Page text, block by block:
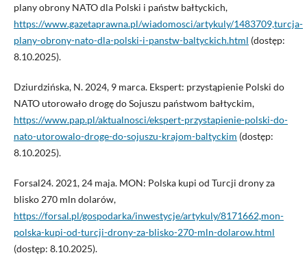
plany obrony NATO dla Polski i państw bałtyckich,
https://www.gazetaprawna.pl/wiadomosci/artykuly/1483709,turcja-
plany-obrony-nato-dla-polski-i-panstw-baltyckich.html (dostęp:
8.10.2025).
Dziurdzińska, N. 2024, 9 marca. Ekspert: przystąpienie Polski do
NATO utorowało drogę do Sojuszu państwom bałtyckim,
https://www.pap.pl/aktualnosci/ekspert-przystapienie-polski-do-
nato-utorowalo-droge-do-sojuszu-krajom-baltyckim (dostęp:
8.10.2025).
Forsal24. 2021, 24 maja. MON: Polska kupi od Turcji drony za
blisko 270 mln dolarów,
https://forsal.pl/gospodarka/inwestycje/artykuly/8171662,mon-
polska-kupi-od-turcji-drony-za-blisko-270-mln-dolarow.html
(dostęp: 8.10.2025).